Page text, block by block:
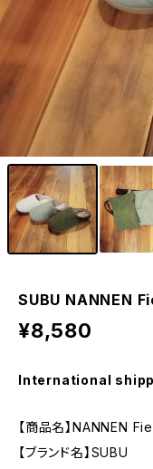
SUBU NANNEN
¥8,580
International
【商品名】NANNEN
【ブランド名】SUBU